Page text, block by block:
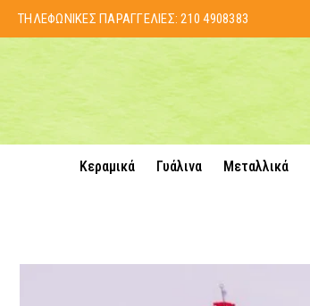
ΤΗΛΕΦΩΝΙΚΕΣ ΠΑΡΑΓΓΕΛΙΕΣ:210 4908383
Κεραμικά Γυάλινα Μεταλλικά